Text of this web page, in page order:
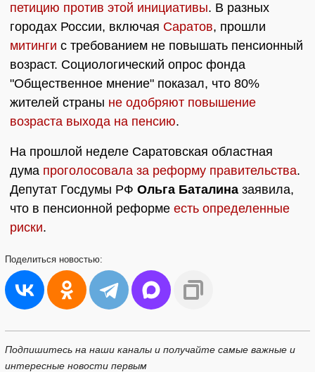
петицию против этой инициативы. В разных
городах России, включая Саратов, прошли
митинги с требованием не повышать пенсионный
возраст. Социологический опрос фонда
"Общественное мнение" показал, что 80%
жителей страны не одобряют повышение
возраста выхода на пенсию.
На прошлой неделе Саратовская областная
дума проголосовала за реформу правительства.
Депутат Госдумы РФ Ольга Баталина заявила,
что в пенсионной реформе есть определенные
риски.
Поделиться новостью:
Подпишитесь на наши каналы и получайте самые важные и
интересные новости первым